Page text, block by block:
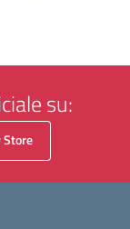
su:
Store